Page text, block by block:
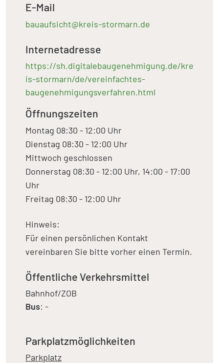
E-Mail
bauaufsicht@kreis-stormarn.de
Internetadresse
https://sh.digitalebaugenehmigung.de/kre
is-stormarn/de/vereinfachtes-
baugenehmigungsverfahren.html
Öffnungszeiten
Montag 08:30 - 12:00 Uhr
Dienstag 08:30 - 12:00 Uhr
Mittwoch geschlossen
Donnerstag 08:30 - 12:00 Uhr, 14:00 - 17:00
Uhr
Freitag 08:30 - 12:00 Uhr
Hinweis:
Für einen persönlichen Kontakt
vereinbaren Sie bitte vorher einen Termin.
Öffentliche Verkehrsmittel
Bahnhof/ZOB
Bus: -
Parkplatzmöglichkeiten
Parkplatz